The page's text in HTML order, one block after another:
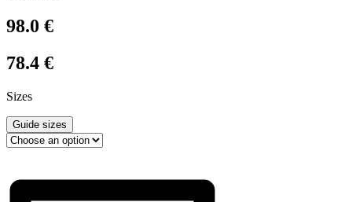
98.0 €
78.4 €
Sizes
Guide sizes